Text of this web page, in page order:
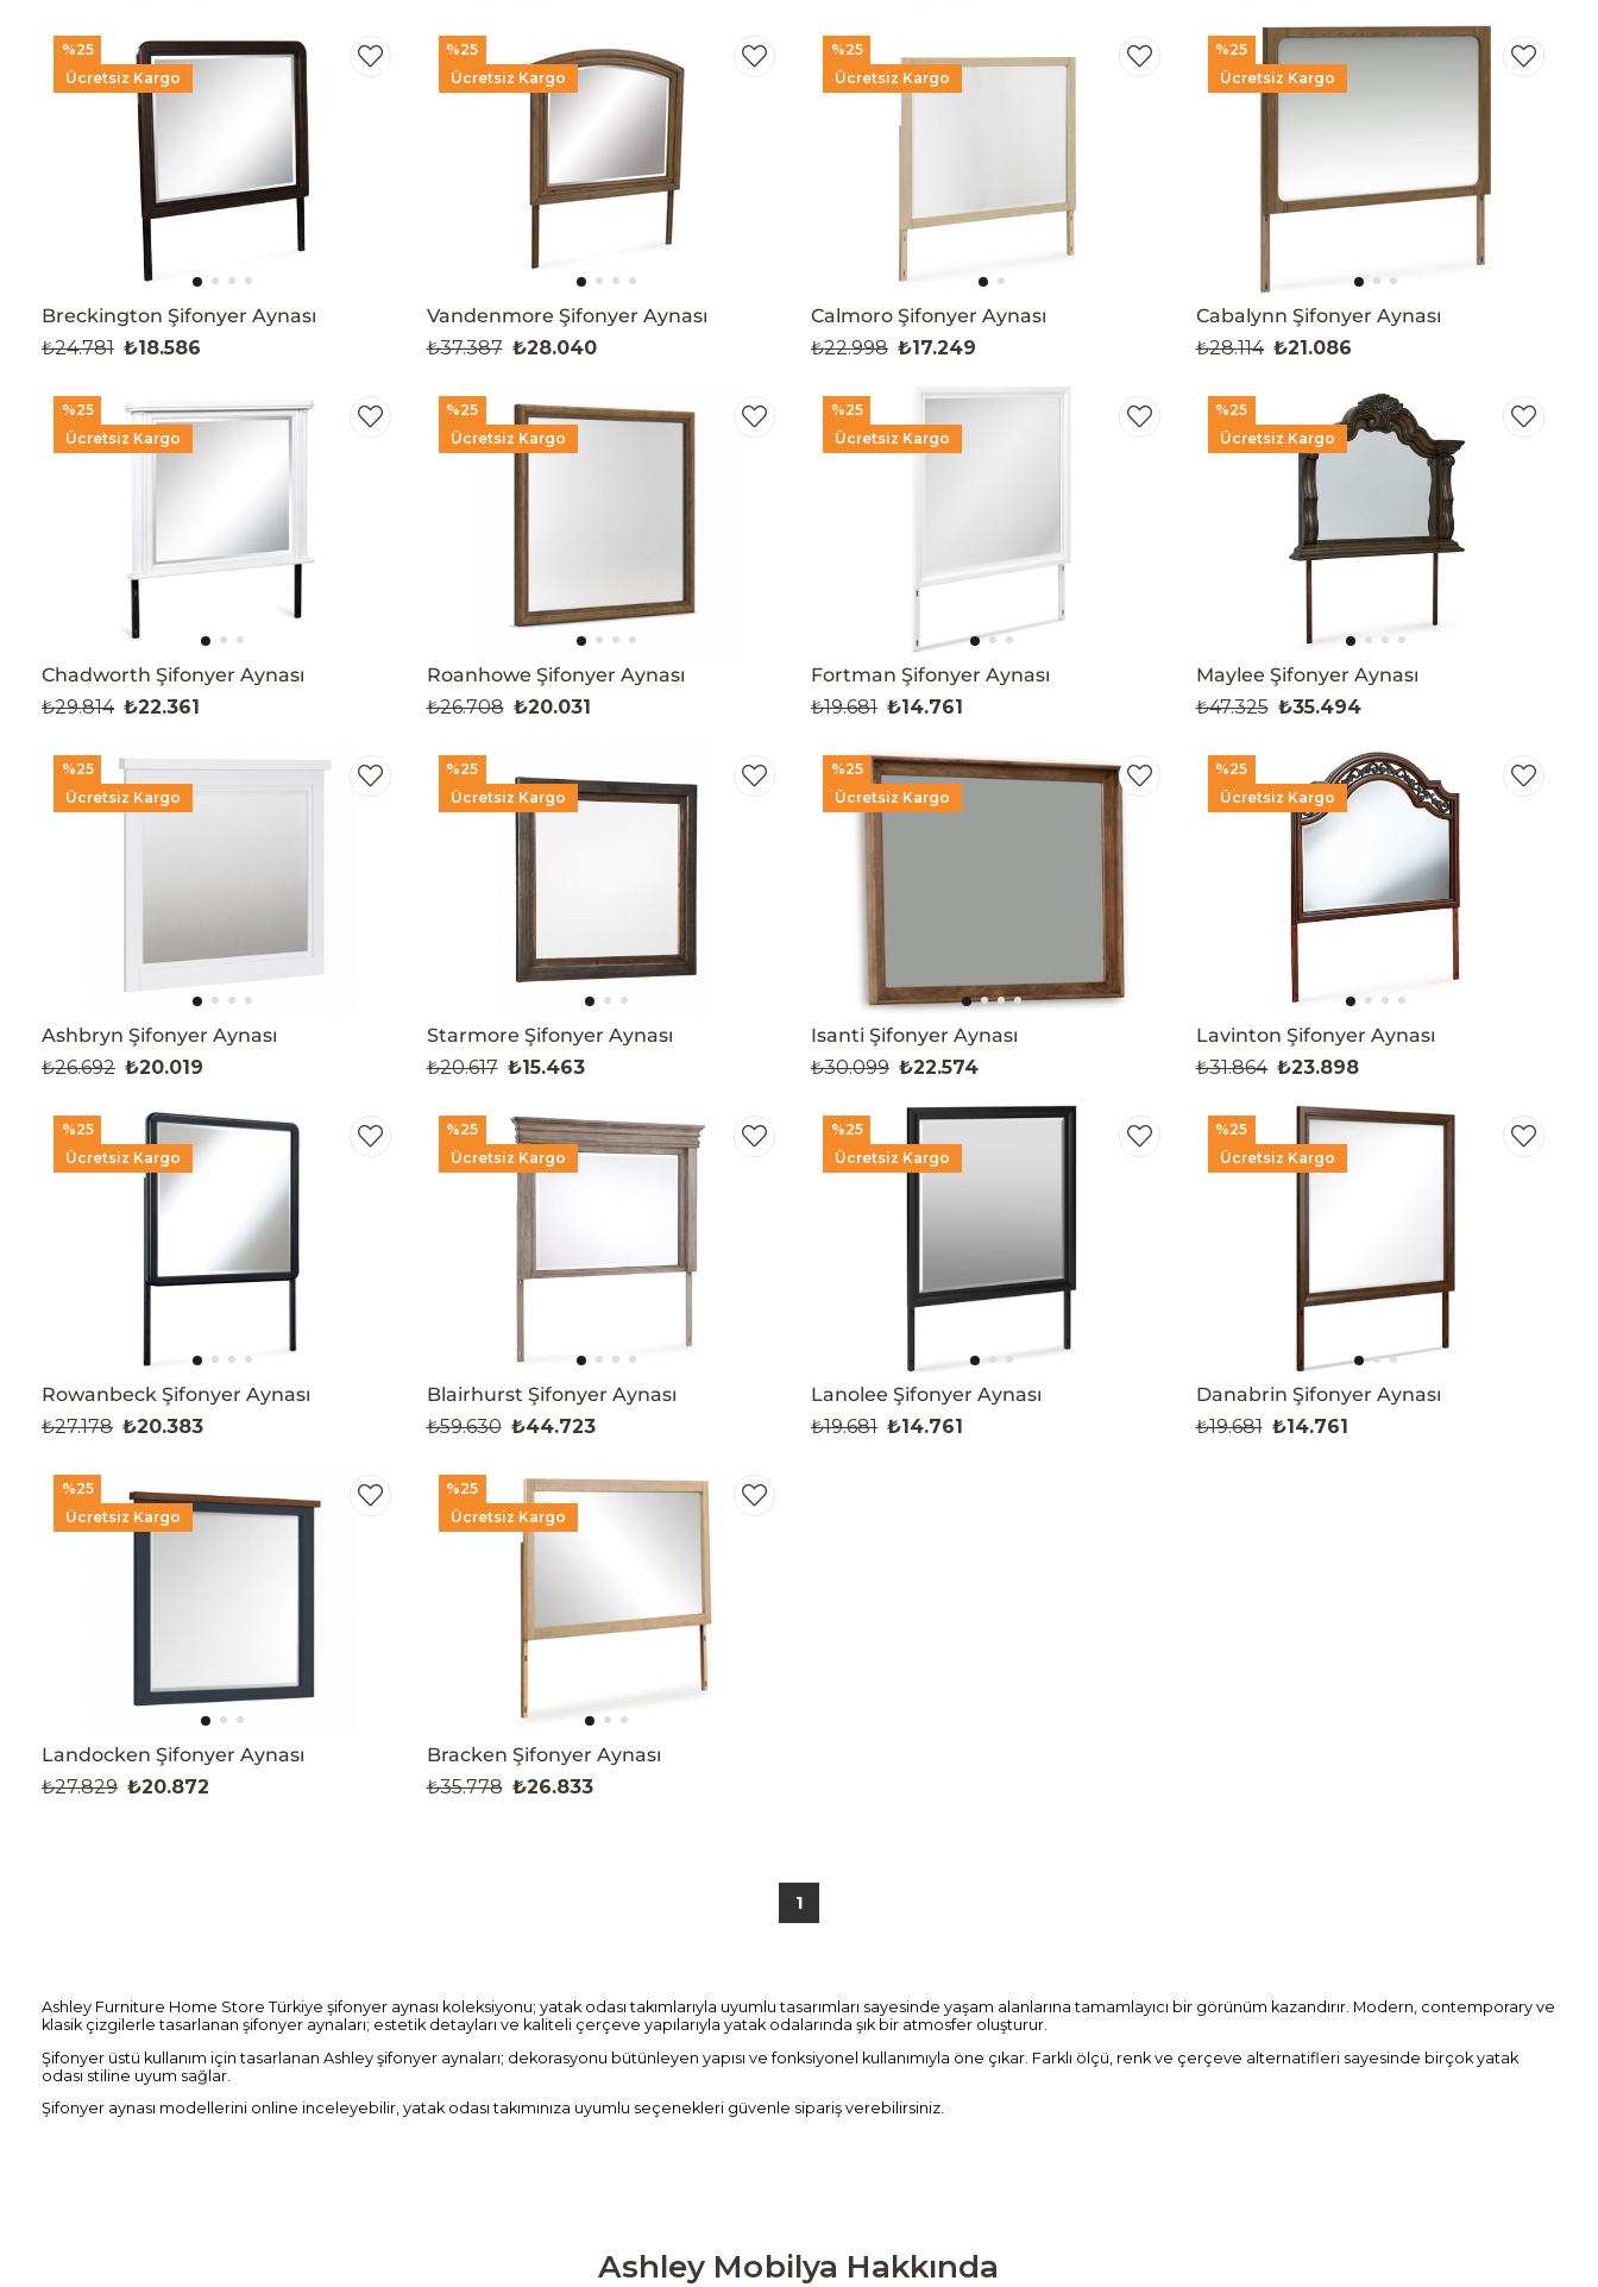
Breckington Şifonyer Aynası
₺18.586
₺24.781
Ücretsiz Kargo
%25
Vandenmore Şifonyer Aynası
₺28.040
₺37.387
Ücretsiz Kargo
%25
Calmoro Şifonyer Aynası
₺17.249
₺22.998
Ücretsiz Kargo
%25
Cabalynn Şifonyer Aynası
₺21.086
₺28.114
Ücretsiz Kargo
%25
Chadworth Şifonyer Aynası
₺22.361
₺29.814
Ücretsiz Kargo
%25
Roanhowe Şifonyer Aynası
₺20.031
₺26.708
Ücretsiz Kargo
%25
Fortman Şifonyer Aynası
₺14.761
₺19.681
Ücretsiz Kargo
%25
Maylee Şifonyer Aynası
₺35.494
₺47.325
Ücretsiz Kargo
%25
Ashbryn Şifonyer Aynası
₺20.019
₺26.692
Ücretsiz Kargo
%25
Starmore Şifonyer Aynası
₺15.463
₺20.617
Ücretsiz Kargo
%25
Isanti Şifonyer Aynası
₺22.574
₺30.099
Ücretsiz Kargo
%25
Lavinton Şifonyer Aynası
₺23.898
₺31.864
Ücretsiz Kargo
%25
Rowanbeck Şifonyer Aynası
₺20.383
₺27.178
Ücretsiz Kargo
%25
Blairhurst Şifonyer Aynası
₺44.723
₺59.630
Ücretsiz Kargo
%25
Lanolee Şifonyer Aynası
₺14.761
₺19.681
Ücretsiz Kargo
%25
Danabrin Şifonyer Aynası
₺14.761
₺19.681
Ücretsiz Kargo
%25
Landocken Şifonyer Aynası
₺20.872
₺27.829
Ücretsiz Kargo
%25
Bracken Şifonyer Aynası
₺26.833
₺35.778
Ücretsiz Kargo
%25
1
Ashley Furniture Home Store Türkiye şifonyer aynası koleksiyonu; yatak odası takımlarıyla uyumlu tasarımları sayesinde yaşam alanlarına tamamlayıcı bir görünüm kazandırır. Modern, contemporary ve
klasik çizgilerle tasarlanan şifonyer aynaları; estetik detayları ve kaliteli çerçeve yapılarıyla yatak odalarında şık bir atmosfer oluşturur.
Şifonyer üstü kullanım için tasarlanan Ashley şifonyer aynaları; dekorasyonu bütünleyen yapısı ve fonksiyonel kullanımıyla öne çıkar. Farklı ölçü, renk ve çerçeve alternatifleri sayesinde birçok yatak
odası stiline uyum sağlar.
Şifonyer aynası modellerini online inceleyebilir, yatak odası takımınıza uyumlu seçenekleri güvenle sipariş verebilirsiniz.
Ashley Mobilya Hakkında